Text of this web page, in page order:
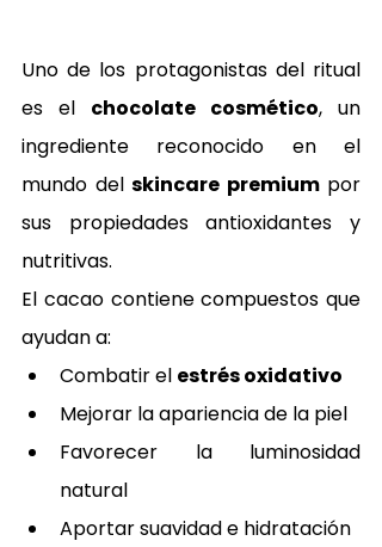
Uno de los protagonistas del ritual
es el chocolate cosmético, un
ingrediente reconocido en el
mundo del skincare premium por
sus propiedades antioxidantes y
nutritivas.
El cacao contiene compuestos que
ayudan a:
Combatir el estrés oxidativo
Mejorar la apariencia de la piel
Favorecer la luminosidad
natural
Aportar suavidad e hidratación